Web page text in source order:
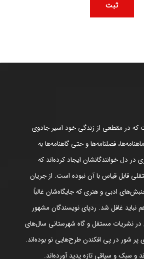
که در مقطعی از زندگی خود اسیر جادوی
فصلنامه‌ها و حتی گاهنامه‌ها به
دل خوانندگانشان ایجاد کرده‌اند که
قابل قیاس با آن نبوده است. از جریان
ادبی و هنری که جایگاه‌شان غالباً
نباید غافل شد. ردپای نویسندگان مشهور
در نشریات مستقل و گاه شهرستانی سال‌های
پر شور در پی افکندن طرح‌هایی نو بوده‌اند.
و سبک و سیاقی تازه پدید آورده‌اند.